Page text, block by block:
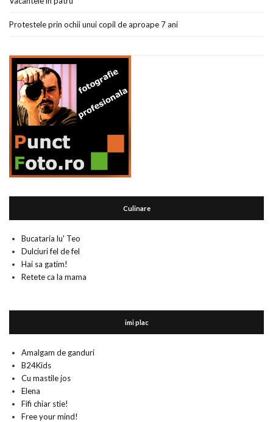
Protestele prin ochii unui copil de aproape 7 ani
Culinare
Bucataria lu' Teo
Dulciuri fel de fel
Hai sa gatim!
Retete ca la mama
imi plac
Amalgam de ganduri
B24Kids
Cu mastile jos
Elena
Fifi chiar stie!
Free your mind!